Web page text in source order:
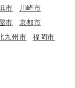
市
川崎市
市
京都市
九州市
福岡市